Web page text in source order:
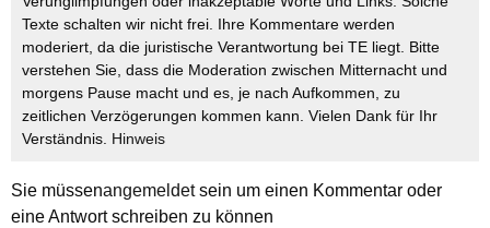
Texte schalten wir nicht frei. Ihre Kommentare werden
moderiert, da die juristische Verantwortung bei TE liegt. Bitte
verstehen Sie, dass die Moderation zwischen Mitternacht und
morgens Pause macht und es, je nach Aufkommen, zu
zeitlichen Verzögerungen kommen kann. Vielen Dank für Ihr
Verständnis. Hinweis
Sie müssenangemeldetsein um einen Kommentar oder
eine Antwort schreiben zu können